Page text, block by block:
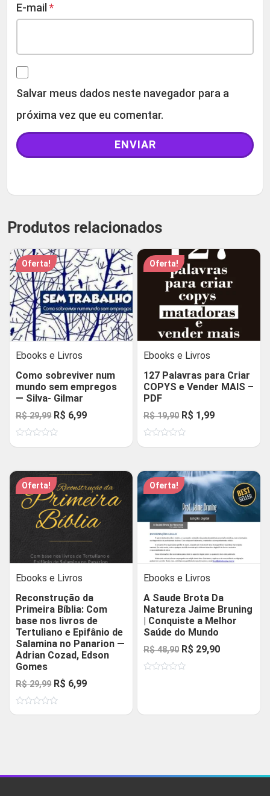
E-mail*
Salvar meus dados neste navegador para a
próxima vez que eu comentar.
Produtos relacionados
Oferta!
Ebooks e Livros
Como sobreviver num
mundo sem empregos
— Silva- Gilmar
R$29,99 O
preço
original
R$ 29,99.
R$ 6,99O
atual
Oferta!
Ebooks e Livros
127 Palavras para Criar
COPYS e Vender MAIS –
PDF
R$19,90 O
preço
original
R$ 19,90.
R$ 1,99O
atual
R$ 1,99.
Oferta!
Ebooks e Livros
Reconstrução da
Primeira Bíblia: Com
base nos livros de
Tertuliano e Epifânio de
Salamina no Panarion —
Adrian Cozad, Edson
Gomes
R$29,99 O
preço
original
R$ 6,99O
atual
Oferta!
Ebooks e Livros
A Saude Brota Da
Natureza Jaime Bruning
| Conquiste a Melhor
Saúde do Mundo
R$48,90 O
preço
R$ 48,90.
R$ 29,90O
R$ 29,90.